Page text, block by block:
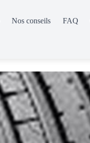
Nos conseils FAQ